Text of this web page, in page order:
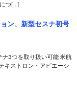
つ[…]
ン、新型セスナ初号
3つを取り扱い可能 米航
キストロン・アビエーシ